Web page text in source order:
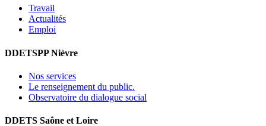
Travail
Actualités
Emploi
DDETSPP Nièvre
Nos services
Le renseignement du public.
Observatoire du dialogue social
DDETS Saône et Loire